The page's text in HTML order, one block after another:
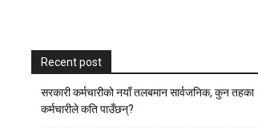
Recent post
सरकारी कर्मचारीकाे नयाँ तलबमान सार्वजनिक, कुन तहका
कर्मचारीले कति पाउँछन्?